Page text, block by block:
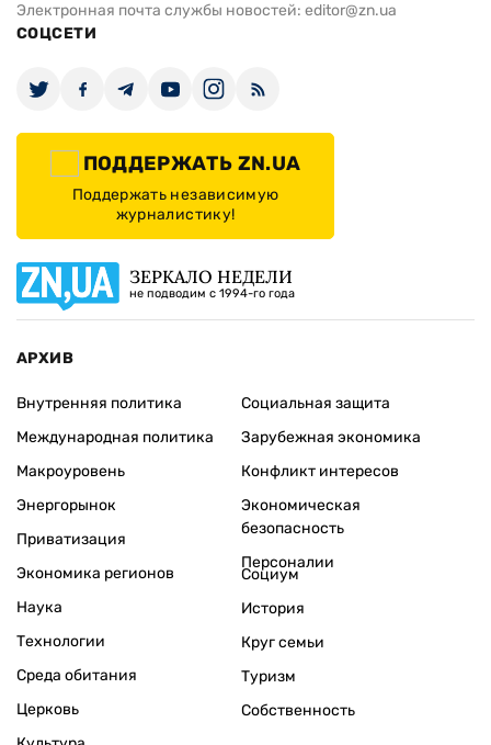
Электронная почта службы новостей: editor@zn.ua
СОЦСЕТИ
ПОДДЕРЖАТЬ ZN.UA
Поддержать независимую
журналистику!
ЗЕРКАЛО НЕДЕЛИ
не подводим с 1994-го года
АРХИВ
Внутренняя политика
Международная политика
Макроуровень
Энергорынок
Приватизация
Экономика регионов
Социальная защита
Зарубежная экономика
Конфликт интересов
Экономическая
безопасность
Персоналии
Наука
Технологии
Среда обитания
Церковь
Социум
История
Круг семьи
Туризм
Собственность